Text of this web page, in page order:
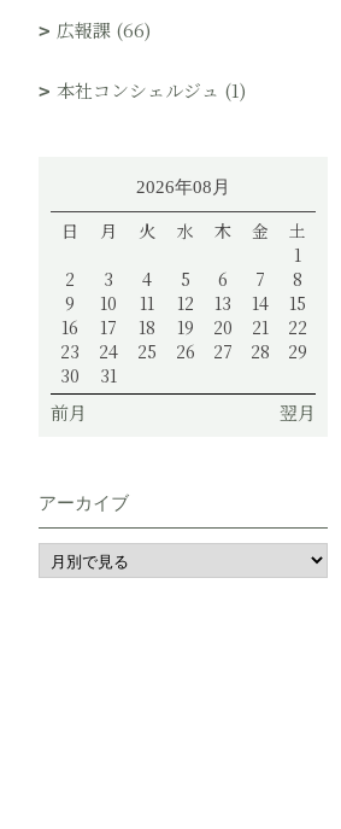
広報課 (66)
本社コンシェルジュ (1)
2026年08月
日 月 火 水 木 金
土
1
2
3 4 5 6 7
8
9
10 11 12 13 14
15
16
17 18 19 20 21
22
23
24 25 26 27 28
29
30
31
前月 翌月
アーカイブ